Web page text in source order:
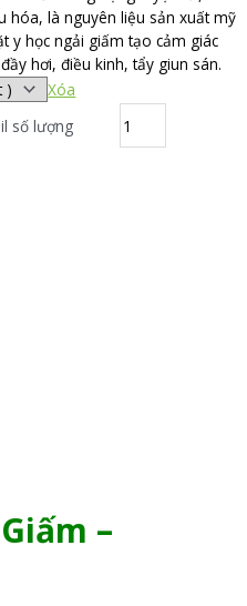
hóa, là nguyên liệu sản xuất mỹ
y học ngải giấm tạo cảm giác
hơi, điều kinh, tẩy giun sán.
Xóa
số lượng
–